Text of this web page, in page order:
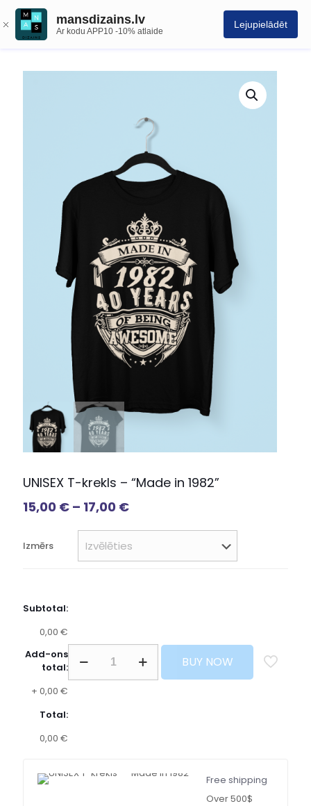
mansdizains.lv
Ar kodu APP10 -10% atlaide
Lejupielādēt
UNISEX T-krekls – “Made in 1982”
15,00 € – 17,00 €
Izmērs
Subtotal:
0,00 €
Add-ons
total:
+ 0,00 €
Total:
0,00 €
BUY NOW
Free shipping
Over 500$